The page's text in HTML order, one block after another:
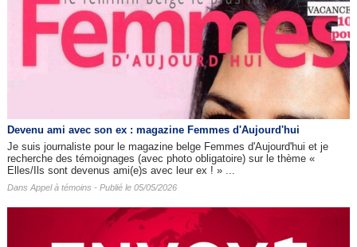
Devenu ami avec son ex : magazine Femmes d'Aujourd'hui
Je suis journaliste pour le magazine belge Femmes d'Aujourd'hui et je
recherche des témoignages (avec photo obligatoire) sur le thème «
Elles/Ils sont devenus ami(e)s avec leur ex ! » ...
Dans Appel à témoins - Publié le 05/05/2026